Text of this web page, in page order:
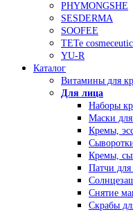
PHYMONGSHE
SESDERMA
SOOFEE
TETe
YU-R
Каталог
Витамины для
Для лица
Наборы
Маски
Кремы,
Кремы,
Патчи для
Снятие
Скрабы